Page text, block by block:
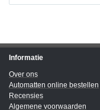
Informatie
Over ons
Automatten online bestellen
Recensies
Algemene voorwaarden